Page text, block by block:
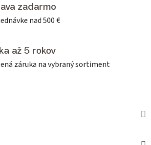
zadarmo
nad 500 €
až 5 rokov
záruka na vybraný sortiment